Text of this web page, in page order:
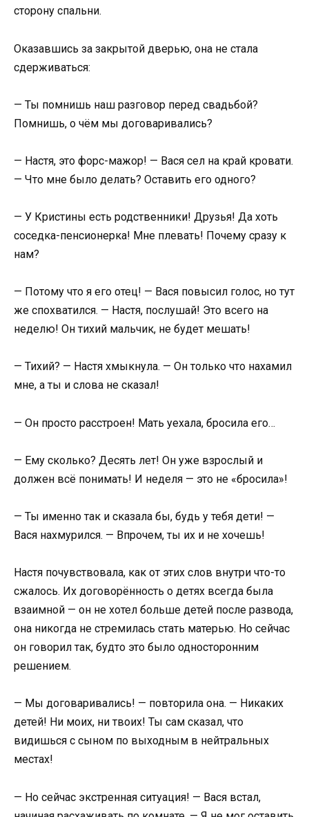
сторону спальни.
Оказавшись за закрытой дверью, она не стала
сдерживаться:
— Ты помнишь наш разговор перед свадьбой?
Помнишь, о чём мы договаривались?
— Настя, это форс-мажор! — Вася сел на край кровати.
— Что мне было делать? Оставить его одного?
— У Кристины есть родственники! Друзья! Да хоть
соседка-пенсионерка! Мне плевать! Почему сразу к
нам?
— Потому что я его отец! — Вася повысил голос, но тут
же спохватился. — Настя, послушай! Это всего на
неделю! Он тихий мальчик, не будет мешать!
— Тихий? — Настя хмыкнула. — Он только что нахамил
мне, а ты и слова не сказал!
— Он просто расстроен! Мать уехала, бросила его…
— Ему сколько? Десять лет! Он уже взрослый и
должен всё понимать! И неделя — это не «бросила»!
— Ты именно так и сказала бы, будь у тебя дети! —
Вася нахмурился. — Впрочем, ты их и не хочешь!
Настя почувствовала, как от этих слов внутри что-то
сжалось. Их договорённость о детях всегда была
взаимной — он не хотел больше детей после развода,
она никогда не стремилась стать матерью. Но сейчас
он говорил так, будто это было односторонним
решением.
— Мы договаривались! — повторила она. — Никаких
детей! Ни моих, ни твоих! Ты сам сказал, что
видишься с сыном по выходным в нейтральных
местах!
— Но сейчас экстренная ситуация! — Вася встал,